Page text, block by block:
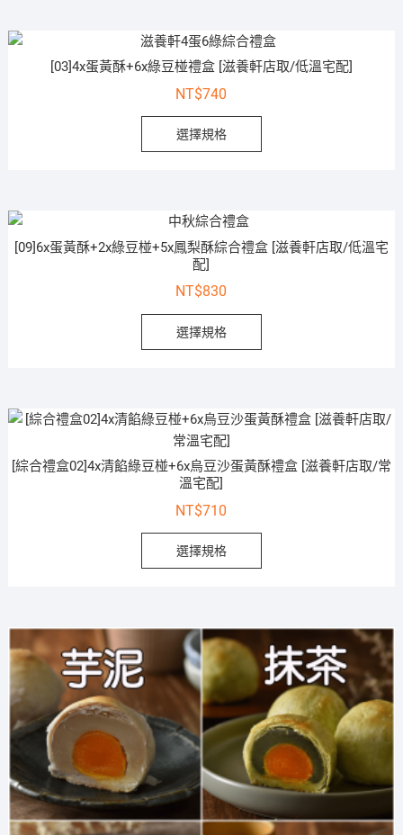
[03]4x蛋黃酥+6x綠豆椪禮盒 [滋養軒店取/低溫宅配]
NT$740
選擇規格
[09]6x蛋黃酥+2x綠豆椪+5x鳳梨酥綜合禮盒 [滋養軒店取/低溫宅
配]
NT$830
選擇規格
[綜合禮盒02]4x清餡綠豆椪+6x烏豆沙蛋黃酥禮盒 [滋養軒店取/常
溫宅配]
NT$710
選擇規格